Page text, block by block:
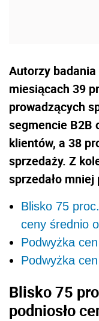
Autorzy
miesiącach 39
prowadzących
segmencie B2B
klientów, a 38
sprzedaży. Z
sprzedało mniej
Blisko 75
ceny średnio
Podwyżka
Podwyżka
Blisko 75
podniosło